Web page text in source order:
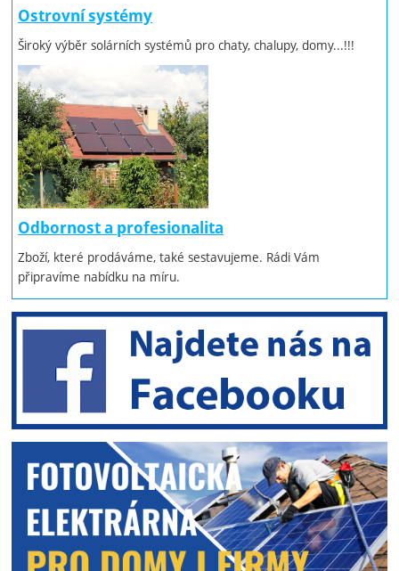
Ostrovní systémy
Široký výběr solárních systémů pro chaty, chalupy, domy...!!!
Odbornost a profesionalita
Zboží, které prodáváme, také sestavujeme. Rádi Vám
připravíme nabídku na míru.